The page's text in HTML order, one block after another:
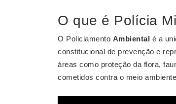
O que é Polícia
O Policiamento Ambiental é a
constitucional de prevenção e
áreas como proteção da flora,
cometidos contra o meio